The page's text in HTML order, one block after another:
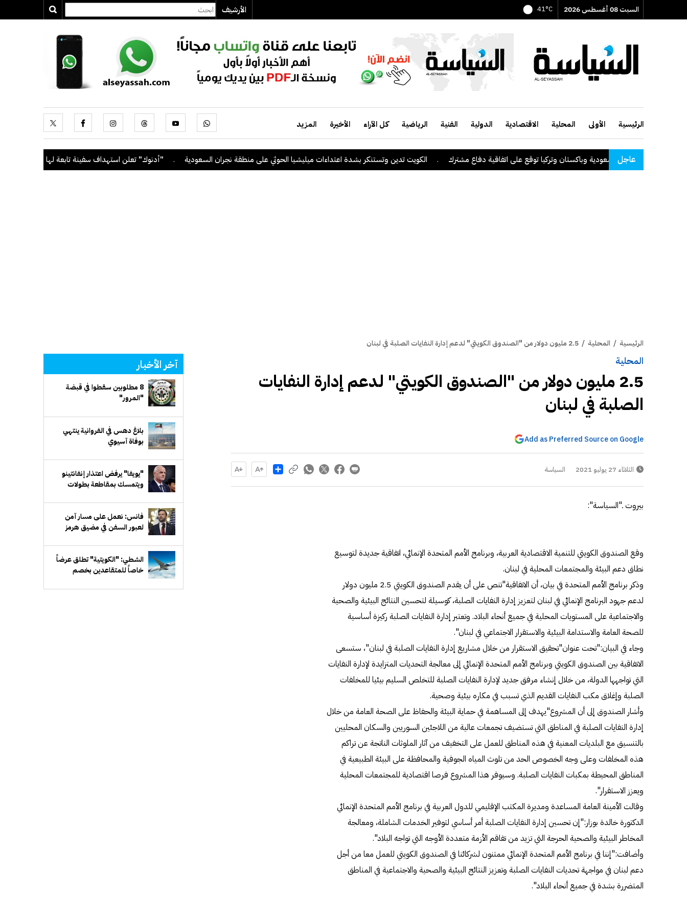
السبت 08 أغسطس 2026 41°C الأرشيف
الرئيسية الأولى المحلية الاقتصادية الدولية الفنية الرياضية كل الآراء الأخيرة المزيد
عاجل
السعودية وباكستان وتركيا توقع على اتفاقية دفاع مشترك . الكويت تدين وتستنكر بشدة اعتداءات ميليشيا الحوثي على منطقة نجران السعودية . "أدنوك" تعلن استهداف سفينة تابعة لها بصاروخ أثناء
الرئيسية / المحلية / 2.5 مليون دولار من "الصندوق الكويتي" لدعم إدارة النفايات الصلبة في لبنان
المحلية
2.5 مليون دولار من "الصندوق الكويتي" لدعم إدارة النفايات
الصلبة في لبنان
Add as Preferred Source on Google
الثلاثاء 27 يوليو 2021 السياسة Share
بيروت ـ"السياسة":
وقع الصندوق الكويتي للتنمية الاقتصادية العربية، وبرنامج الأمم المتحدة الإنمائي، اتفاقية جديدة لتوسيع
نطاق دعم البيئة والمجتمعات المحلية في لبنان.
وذكر برنامج الأمم المتحدة في بيان، أن الاتفاقية"تنص على أن يقدم الصندوق الكويتي 2.5 مليون دولار
لدعم جهود البرنامج الإنمائي في لبنان لتعزيز إدارة النفايات الصلبة، كوسيلة لتحسين النتائج البيئية والصحية
والاجتماعية على المستويات المحلية في جميع أنحاء البلاد. وتعتبر إدارة النفايات الصلبة ركيزة أساسية
للصحة العامة والاستدامة البيئية والاستقرار الاجتماعي في لبنان".
وجاء في البيان:"تحت عنوان"تحقيق الاستقرار من خلال مشاريع إدارة النفايات الصلبة في لبنان"، ستسعى
الاتفاقية بين الصندوق الكويتي وبرنامج الأمم المتحدة الإنمائي إلى معالجة التحديات المتزايدة لإدارة النفايات
التي تواجهها الدولة، من خلال إنشاء مرفق جديد لإدارة النفايات الصلبة للتخلص السليم بيئيا للمخلفات
الصلبة وإغلاق مكب النفايات القديم الذي تسبب في مكاره بيئية وصحية.
وأشار الصندوق إلى أن المشروع"يهدف إلى المساهمة في حماية البيئة والحفاظ على الصحة العامة من خلال
إدارة النفايات الصلبة في المناطق التي تستضيف تجمعات عالية من اللاجئين السوريين والسكان المحليين
بالتنسيق مع البلديات المعنية في هذه المناطق للعمل على التخفيف من آثار الملوثات الناتجة عن تراكم
هذه المخلفات وعلى وجه الخصوص الحد من تلوث المياه الجوفية والمحافظة على البيئة الطبيعية في
المناطق المحيطة بمكبات النفايات الصلبة. وسيوفر هذا المشروع فرصا اقتصادية للمجتمعات المحلية
ويعزز الاستقرار".
وقالت الأمينة العامة المساعدة ومديرة المكتب الإقليمي للدول العربية في برنامج الأمم المتحدة الإنمائي
الدكتورة خالدة بوزار:"إن تحسين إدارة النفايات الصلبة أمر أساسي لتوفير الخدمات الشاملة، ومعالجة
المخاطر البيئية والصحية الحرجة التي تزيد من تفاقم الأزمة متعددة الأوجه التي تواجه البلاد".
وأضافت:"إننا في برنامج الأمم المتحدة الإنمائي ممتنون لشركائنا في الصندوق الكويتي للعمل معا من أجل
دعم لبنان في مواجهة تحديات النفايات الصلبة وتعزيز النتائج البيئية والصحية والاجتماعية في المناطق
المتضررة بشدة في جميع أنحاء البلاد".
آخر الأخبار
8 مطلوبين سقطوا في قبضة
"المرور"
بلاغ دهس في الفروانية ينتهي
بوفاة آسيوي
"يويفا" يرفض اعتذار إنفانتينو
ويتمسك بمقاطعة بطولات
فانس: نعمل على مسار آمن
لعبور السفن في مضيق هرمز
الشطي: "الكويتية" تطلق عرضاً
خاصاً للمتقاعدين بخصم